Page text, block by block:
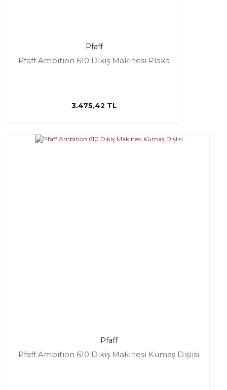
Pfaff
Pfaff Ambition 610 Dikiş Makinesi Plaka
3.475,42 TL
Pfaff
Pfaff Ambition 610 Dikiş Makinesi Kumaş Dişlisi